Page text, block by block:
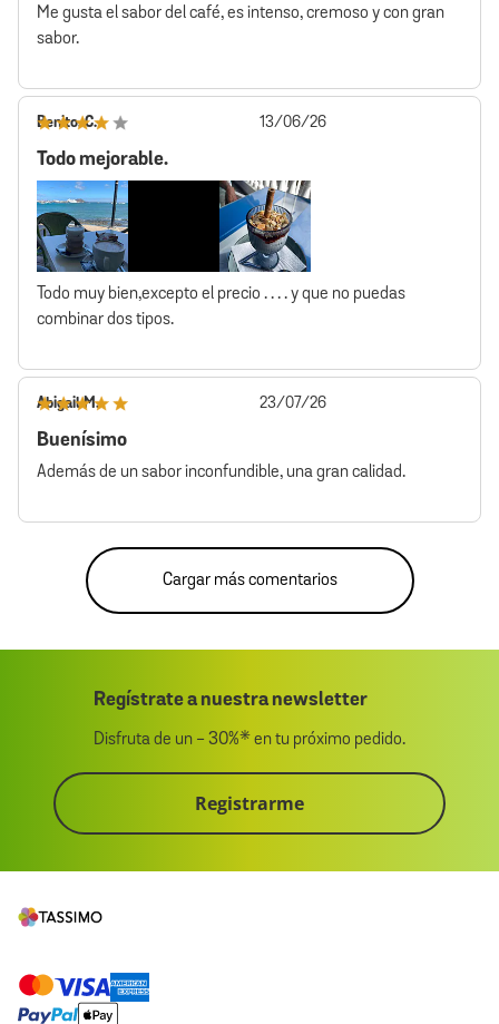
Me gusta el sabor del café, es intenso, cremoso y con gran
sabor.
Benito. C.
Todo mejorable.
Todo muy bien,excepto el precio . . . . y que no puedas
combinar dos tipos.
Fecha
13/06/26
Abigail M.
Buenísimo
Además de un sabor inconfundible, una gran calidad.
Fecha
23/07/26
Cargar más comentarios
Regístrate a nuestra newsletter
Disfruta de un - 30%* en tu próximo pedido.
Registrarme